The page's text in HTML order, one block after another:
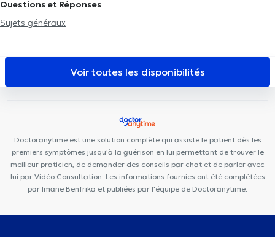
médical Charles Woeste
Centre médical de Jette
Centre Medical Fulton
Clinique de la Basilique
Dent Expert
Cabinet dentaire La Racine
Parklane Dental Clinic
- Tour & Taxis
Questions et Réponses
Sujets généraux
Voir toutes les disponibilités
Doctoranytime est une solution complète qui assiste le patient dès les
premiers symptômes jusqu'à la guérison en lui permettant de trouver le
meilleur praticien, de demander des conseils par chat et de parler avec
lui par Vidéo Consultation. Les informations fournies ont été complétées
par Imane Benfrika et publiées par l'équipe de Doctoranytime.